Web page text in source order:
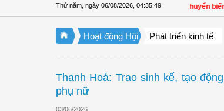
Thứ năm, ngày 06/08/2026 04:35:50
Đề án 01 tạo chuyển biến
Hoạt động Hội Phát triển kinh tế
Thanh Hoá: Trao sinh kế, tạo
phụ nữ
03/06/2026